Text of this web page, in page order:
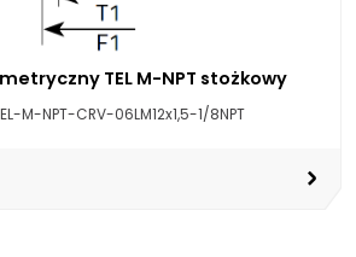
TEL M-NPT stożkowy
M-NPT-CRV-06LM12x1,5-1/8NPT